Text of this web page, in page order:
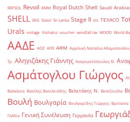
REPSOL Revoil RMM Royal Dutch Shell Saudi
SHELL SKG Sokol Sri Lanka Stage II sts TEXACO
Urals vintage Viohalco voucher windfall tax WOOD World
ΑΑΔΕ ΑΟΖ ΑΠΕ ΑΦΜ Αγγελική Ναταλία Αδαμοπούλου
Τρ. Αληγιζάκης Γιάννης Αναγνωστόπουλος Θ.
Ασμάτογλου Γιώργος
Βαλκάνια Βασίλης Βασιλειάδης Βελετάκης Ν. Βενεζουέλα
Βουλή Βουλγαρία Βουλγαρίδης Γιώργος Βρετανία
Γαλλία Γενική Συνέλευση Γερμανία